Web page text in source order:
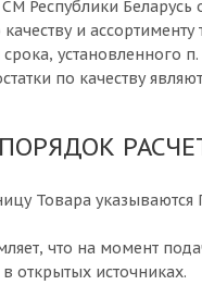
Республики Беларусь
качеству и
срока, установленного
по качеству
Товара
что на момент
открытых источниках.